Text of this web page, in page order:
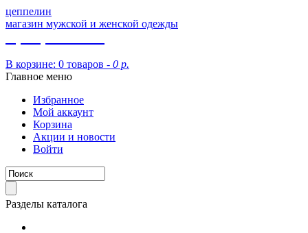
цеппелин
магазин мужской и женской одежды
В корзине: 0 товаров - 0 р.
Главное меню
Избранное
Мой аккаунт
Корзина
Акции и новости
Войти
Разделы каталога